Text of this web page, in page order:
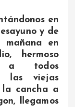
en
y de
en
hermoso
a todos
las viejas
la cancha a
llegamos